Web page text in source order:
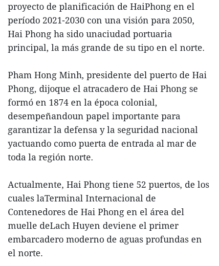
proyecto de planificación de HaiPhong en el
período 2021-2030 con una visión para 2050,
Hai Phong ha sido unaciudad portuaria
principal, la más grande de su tipo en el norte.
Pham Hong Minh, presidente del puerto de Hai
Phong, dijoque el atracadero de Hai Phong se
formó en 1874 en la época colonial,
desempeñandoun papel importante para
garantizar la defensa y la seguridad nacional
yactuando como puerta de entrada al mar de
toda la región norte.
Actualmente, Hai Phong tiene 52 puertos, de los
cuales laTerminal Internacional de
Contenedores de Hai Phong en el área del
muelle deLach Huyen deviene el primer
embarcadero moderno de aguas profundas en
el norte.